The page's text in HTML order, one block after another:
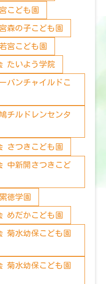
こども園
森の子こども園
宮こども園
たいよう学院
バンチャイルドこ
チルドレンセンタ
さつきこども園
中新開さつきこど
徳学園
めだかこども園
菊水幼保こども園
菊水幼保こども園